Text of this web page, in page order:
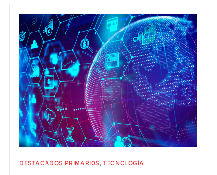
DESTACADOS PRIMARIOS TECNOLOGÍA